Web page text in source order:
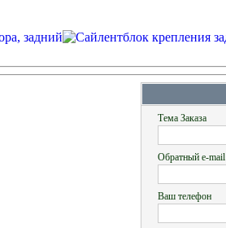
Тема Заказа
Обратный e-mail
Ваш телефон